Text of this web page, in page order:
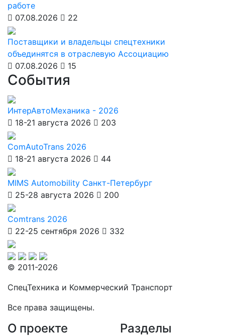
работе
07.08.2026
22
Поставщики и владельцы спецтехники
объединятся в отраслевую Ассоциацию
07.08.2026
15
События
ИнтерАвтоМеханика - 2026
18-21 августа 2026
203
ComAutoTrans 2026
18-21 августа 2026
44
MIMS Automobility Санкт-Петербург
25-28 августа 2026
200
Comtrans 2026
22-25 сентября 2026
332
© 2011-2026
СпецТехника и Коммерческий Транспорт
Все права защищены.
О проекте Разделы